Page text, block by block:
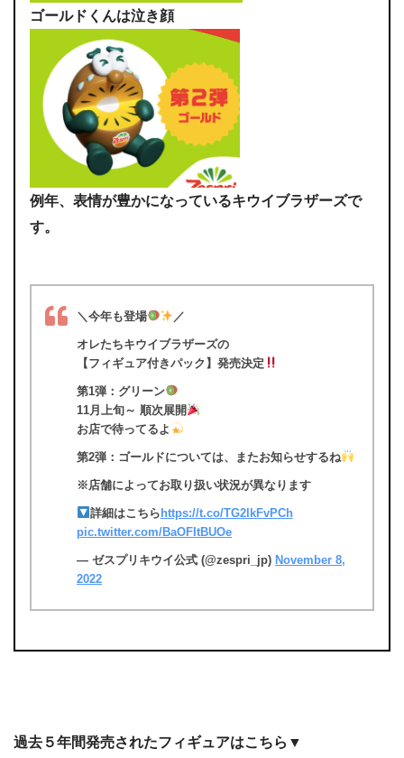
ゴールドくんは泣き顔
例年、表情が豊かになっているキウイブラザーズで
す。
＼今年も登場 ／
オレたちキウイブラザーズの
【フィギュア付きパック】発売決定
第1弾：グリーン
11月上旬～ 順次展開
お店で待ってるよ
第2弾：ゴールドについては、またお知らせするね
※店舗によってお取り扱い状況が異なります
詳細はこちらhttps://t.co/TG2lkFvPCh
pic.twitter.com/BaOFItBUOe
— ゼスプリキウイ公式 (@zespri_jp) November 8,
2022
過去５年間発売されたフィギュアはこちら▼